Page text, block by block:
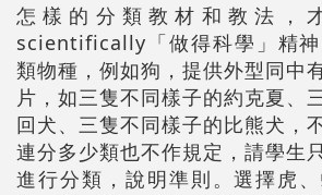
怎樣的分類教材和教法，
scientifically「做得科學」精
類物種，例如狗，提供外型同中
片，如三隻不同樣子的約克夏、
回犬、三隻不同樣子的比熊犬，
連分多少類也不作規定，請學生
進行分類，說明準則。選擇虎